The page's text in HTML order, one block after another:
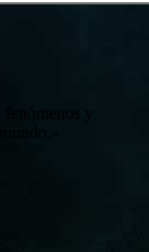
y